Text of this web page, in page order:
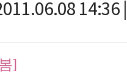
14:36
]